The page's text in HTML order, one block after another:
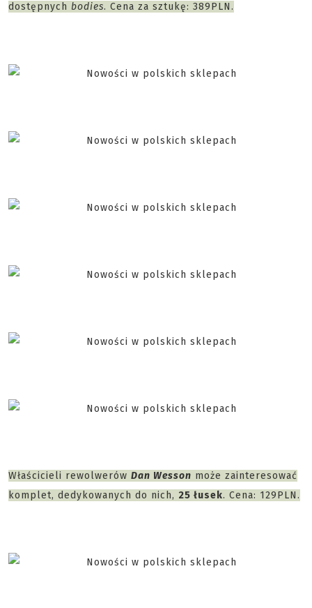
dostępnych bodies. Cena za sztukę: 389PLN.
Właścicieli rewolwerów Dan Wesson może zainteresować
komplet, dedykowanych do nich, 25 łusek. Cena: 129PLN.